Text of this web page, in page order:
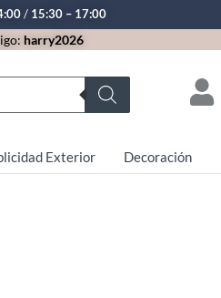
/ 15:30 – 17:00
harry2026
Exterior Decoración